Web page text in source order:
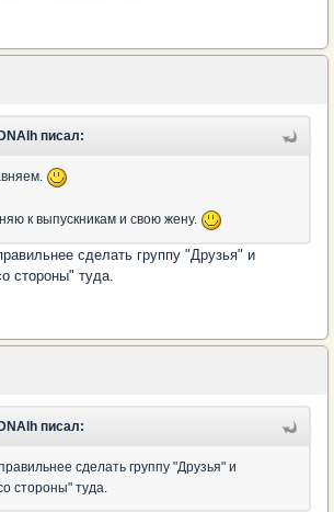
писал:
к выпускникам и свою жену.
сделать группу "Друзья" и
стороны" туда.
писал:
сделать группу "Друзья" и
стороны" туда.